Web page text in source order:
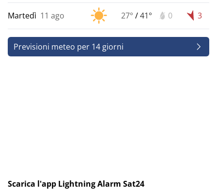
Martedì 11 ago 27° /41° 0 3
Previsioni meteo per 14 giorni
Scarica l'app Lightning Alarm Sat24